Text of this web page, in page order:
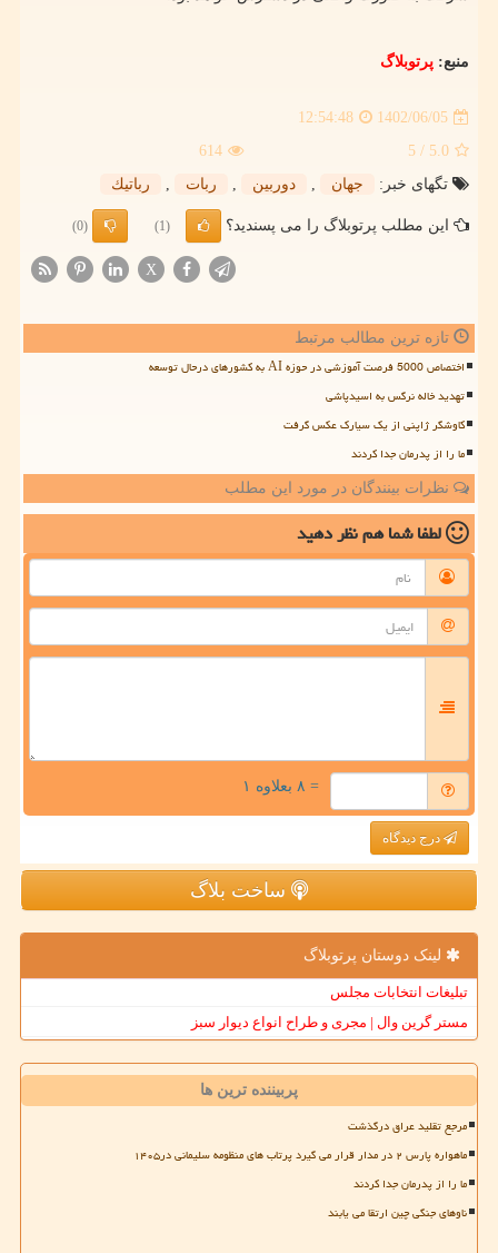
منبع: پرتوبلاگ
1402/06/05
12:54:48
5.0
/ 5
614
تگهای خبر:
جهان , دوربین , ربات , رباتیك
این مطلب پرتوبلاگ را می پسندید؟ (1)
(0)
X
تازه ترین مطالب مرتبط
اختصاص 5000 فرصت آموزشی در حوزه AI به کشورهای درحال توسعه
تهدید خاله نرگس به اسیدپاشی
کاوشگر ژاپنی از یک سیارک عکس گرفت
ما را از پدرمان جدا کردند
نظرات بینندگان در مورد این مطلب
لطفا شما همنظر دهید
= ۸ بعلاوه ۱
درج دیدگاه
ساخت بلاگ
لینک دوستان پرتوبلاگ
تبلیغات انتخابات مجلس
مستر گرین وال | مجری و طراح انواع دیوار سبز
پربیننده ترین ها
مرجع تقلید عراق درگذشت
ماهواره پارس ۲ در مدار قرار می گیرد پرتاب های منظومه سلیمانی در۱۴۰۵
ما را از پدرمان جدا کردند
ناوهای جنگی چین ارتقا می یابند